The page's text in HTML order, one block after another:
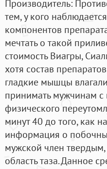
Производитель:
тем, у кого
компонентов
мечтать о такой
стоимость Виагры,
хотя состав
гладкие мышцы
принимать мужчинам
физического
минут 40 до того, как
информация о
мужской член
область таза. Данное